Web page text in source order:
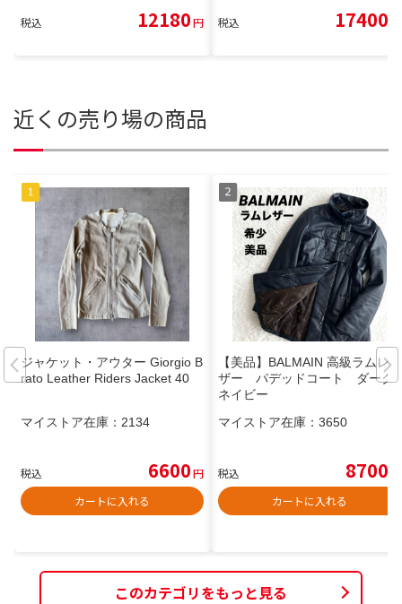
税込 12180円 税込 17400
近くの売り場の商品
ジャケット・アウター Giorgio B
rato Leather Riders Jacket 40
マイストア在庫： 2134
税込 6600円
カートに入れる
【美品】BALMAIN 高級ラムレ
ザー パデッドコート ダーク
ネイビー
マイストア在庫： 3650
税込 8700
カートに入れる
このカテゴリをもっと見る